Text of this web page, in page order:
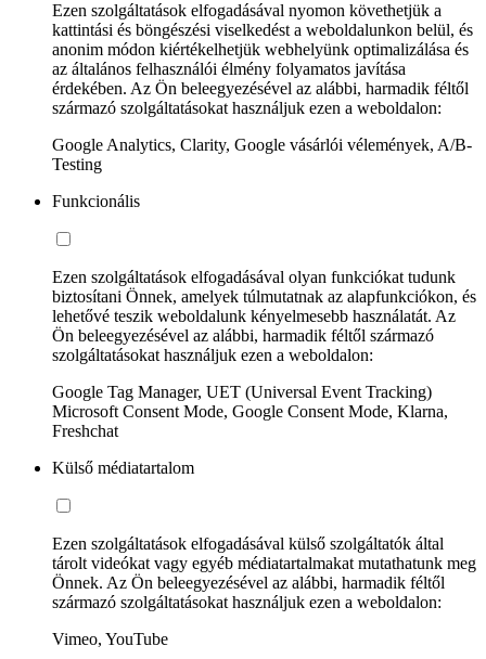
Ezen szolgáltatások elfogadásával nyomon követhetjük a
kattintási és böngészési viselkedést a weboldalunkon belül, és
anonim módon kiértékelhetjük webhelyünk optimalizálása és
az általános felhasználói élmény folyamatos javítása
érdekében. Az Ön beleegyezésével az alábbi, harmadik féltől
származó szolgáltatásokat használjuk ezen a weboldalon:
Google Analytics, Clarity, Google vásárlói vélemények, A/B-
Testing
Funkcionális
Ezen szolgáltatások elfogadásával olyan funkciókat tudunk
biztosítani Önnek, amelyek túlmutatnak az alapfunkciókon, és
lehetővé teszik weboldalunk kényelmesebb használatát. Az
Ön beleegyezésével az alábbi, harmadik féltől származó
szolgáltatásokat használjuk ezen a weboldalon:
Google Tag Manager, UET (Universal Event Tracking)
Microsoft Consent Mode, Google Consent Mode, Klarna,
Freshchat
Külső médiatartalom
Ezen szolgáltatások elfogadásával külső szolgáltatók által
tárolt videókat vagy egyéb médiatartalmakat mutathatunk meg
Önnek. Az Ön beleegyezésével az alábbi, harmadik féltől
származó szolgáltatásokat használjuk ezen a weboldalon:
Vimeo, YouTube